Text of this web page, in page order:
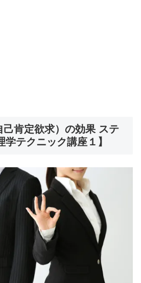
己肯定欲求）の効果 ステ
学テクニック講座１】